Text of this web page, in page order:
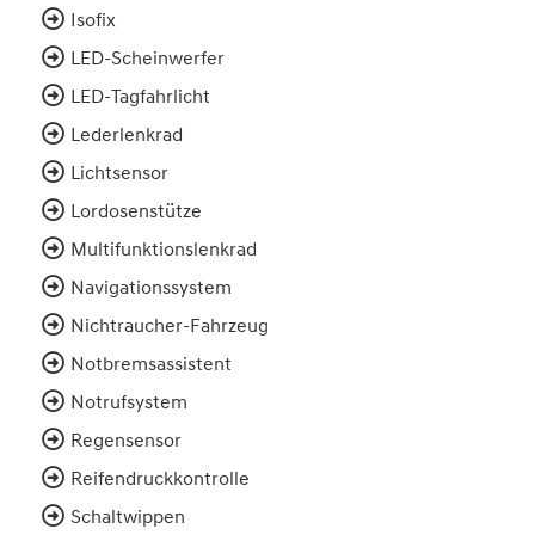
Isofix
LED-Scheinwerfer
LED-Tagfahrlicht
Lederlenkrad
Lichtsensor
Lordosenstütze
Multifunktionslenkrad
Navigationssystem
Nichtraucher-Fahrzeug
Notbremsassistent
Notrufsystem
Regensensor
Reifendruckkontrolle
Schaltwippen